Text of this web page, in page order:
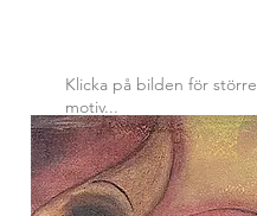
Klicka på bilden för större
motiv...